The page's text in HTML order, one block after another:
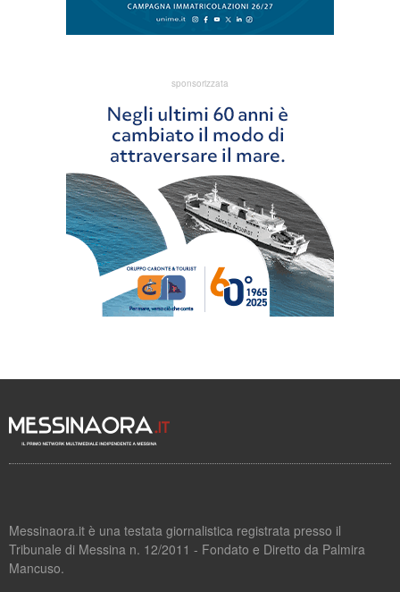
sponsorizzata
Messinaora.it è una testata giornalistica registrata presso il
Tribunale di Messina n. 12/2011 - Fondato e Diretto da Palmira
Mancuso.